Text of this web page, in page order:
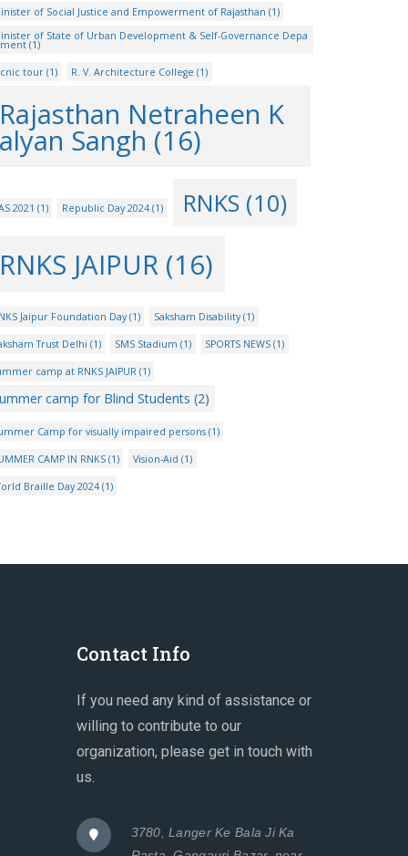
of Social Justice and Empowerment of Rajasthan (1)
of State of Urban Development & Self-Governance Depa
(1)
tour(1) R. V. Architecture College (1)
Rajasthan Netraheen K
alyan Sangh (16)
2021 (1) Republic Day 2024(1) RNKS (10)
RNKS JAIPUR(16)
Jaipur Foundation Day(1) Saksham Disability(1)
Trust Delhi (1) SMS Stadium (1) SPORTS NEWS (1)
camp at RNKS JAIPUR(1)
camp for Blind Students (2)
Camp for visually impaired persons(1)
CAMP IN RNKS(1) Vision-Aid (1)
Braille Day 2024(1)
Contact Info
If you need any kind of assistance or
willing to contribute to our
organization, please get in touch with
us.
3780, Langer Ke Bala Ji Ka